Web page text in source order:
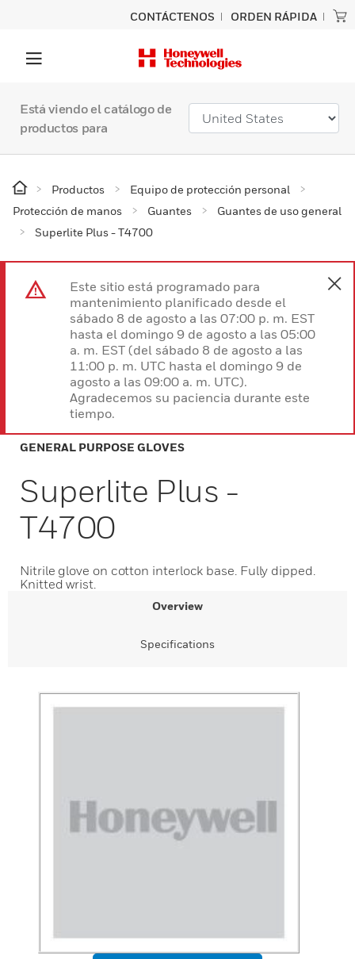
CONTÁCTENOS ORDEN RÁPIDA
Está viendo el catálogo de
productos para
Productos
Equipo de protección personal
Protección de manos
Guantes
Guantes de uso general
Superlite Plus - T4700
Este sitio está programado para
mantenimiento planificado desde el
sábado 8 de agosto a las 07:00 p. m. EST
hasta el domingo 9 de agosto a las 05:00
a. m. EST (del sábado 8 de agosto a las
11:00 p. m. UTC hasta el domingo 9 de
agosto a las 09:00 a. m. UTC).
Agradecemos su paciencia durante este
tiempo.
GENERAL PURPOSE GLOVES
Superlite Plus -
T4700
Nitrile glove on cotton interlock base. Fully dipped.
Knitted wrist.
Overview
Specifications